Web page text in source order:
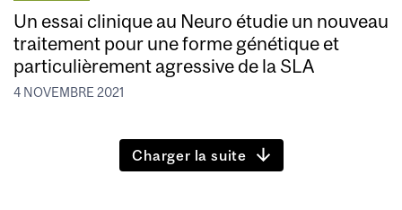
Un essai clinique au Neuro étudie un nouveau
traitement pour une forme génétique et
particulièrement agressive de la SLA
4 NOVEMBRE 2021
Charger la suite